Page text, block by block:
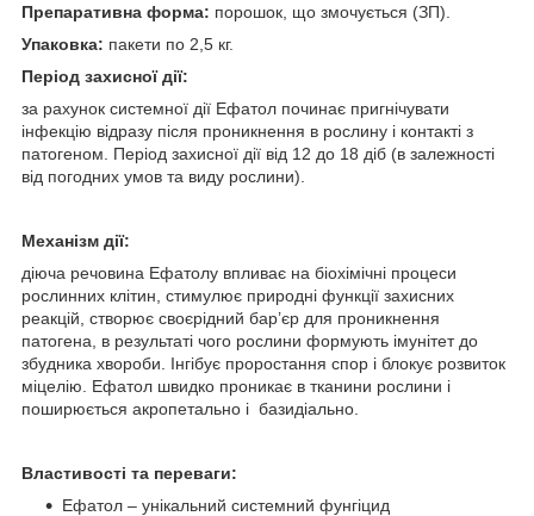
Препаративна форма: порошок, що змочується (ЗП).
Упаковка: пакети по 2,5 кг.
Період захисної дії:
за рахунок системної дії Ефатол починає пригнічувати
інфекцію відразу після проникнення в рослину і контакті з
патогеном. Період захисної дії від 12 до 18 діб (в залежності
від погодних умов та виду рослини).
Механізм дії:
діюча речовина Ефатолу впливає на біохімічні процеси
рослинних клітин, стимулює природні функції захисних
реакцій, створює своєрідний бар’єр для проникнення
патогена, в результаті чого рослини формують імунітет до
збудника хвороби. Інгібує проростання спор і блокує розвиток
міцелію. Ефатол швидко проникає в тканини рослини і
поширюється акропетально і базидіально.
Властивості та переваги:
Ефатол – унікальний системний фунгіцид